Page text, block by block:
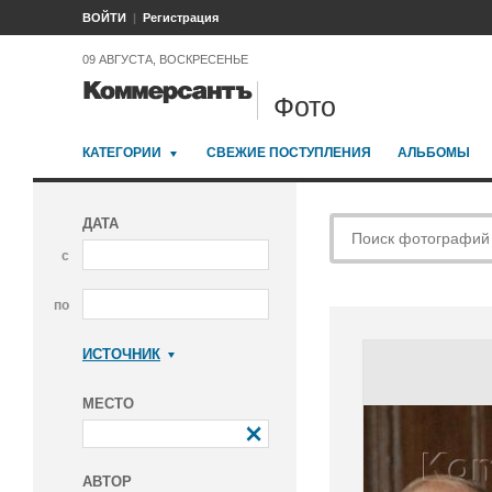
ВОЙТИ Регистрация
09 АВГУСТА, ВОСКРЕСЕНЬЕ
Фото
КАТЕГОРИИ СВЕЖИЕ ПОСТУПЛЕНИЯ АЛЬБОМЫ
ДАТА
с
по
ИСТОЧНИК
МЕСТО
АВТОР